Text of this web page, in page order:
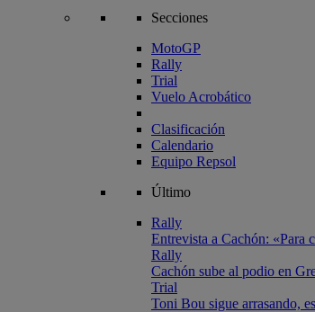
Secciones
MotoGP
Rally
Trial
Vuelo Acrobático
Clasificación
Calendario
Equipo Repsol
Último
Rally
Entrevista a Cachón: «Para
Rally
Cachón sube al podio en
Trial
Toni Bou sigue arrasando,